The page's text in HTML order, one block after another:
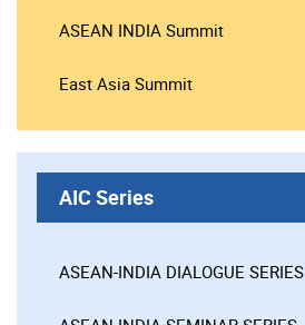
ASEAN INDIA Summit
East Asia Summit
AIC Series
ASEAN-INDIA DIALOGUE SERIES